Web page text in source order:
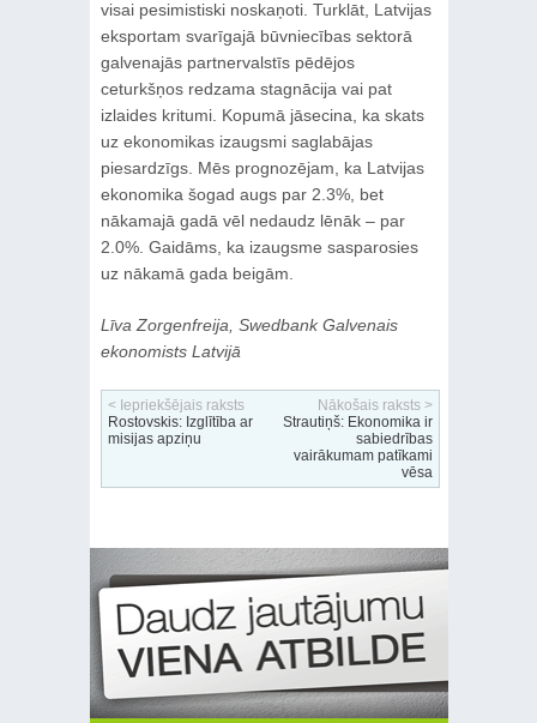
visai pesimistiski noskaņoti. Turklāt, Latvijas
eksportam svarīgajā būvniecības sektorā
galvenajās partnervalstīs pēdējos
ceturkšņos redzama stagnācija vai pat
izlaides kritumi. Kopumā jāsecina, ka skats
uz ekonomikas izaugsmi saglabājas
piesardzīgs. Mēs prognozējam, ka Latvijas
ekonomika šogad augs par 2.3%, bet
nākamajā gadā vēl nedaudz lēnāk – par
2.0%. Gaidāms, ka izaugsme sasparosies
uz nākamā gada beigām.
Līva Zorgenfreija, Swedbank Galvenais
ekonomists Latvijā
< Iepriekšējais raksts
Rostovskis: Izglītība ar
misijas apziņu
Nākošais raksts >
Strautiņš: Ekonomika ir
sabiedrības
vairākumam patīkami
vēsa